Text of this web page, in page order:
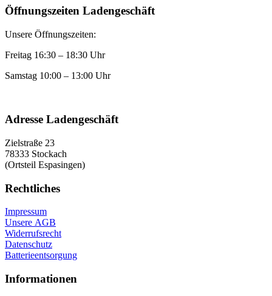
Öffnungszeiten Ladengeschäft
Unsere Öffnungszeiten:
Freitag 16:30 – 18:30 Uhr
Samstag 10:00 – 13:00 Uhr
Adresse Ladengeschäft
Zielstraße 23
78333 Stockach
(Ortsteil Espasingen)
Rechtliches
Impressum
Unsere AGB
Widerrufsrecht
Datenschutz
Batterieentsorgung
Informationen